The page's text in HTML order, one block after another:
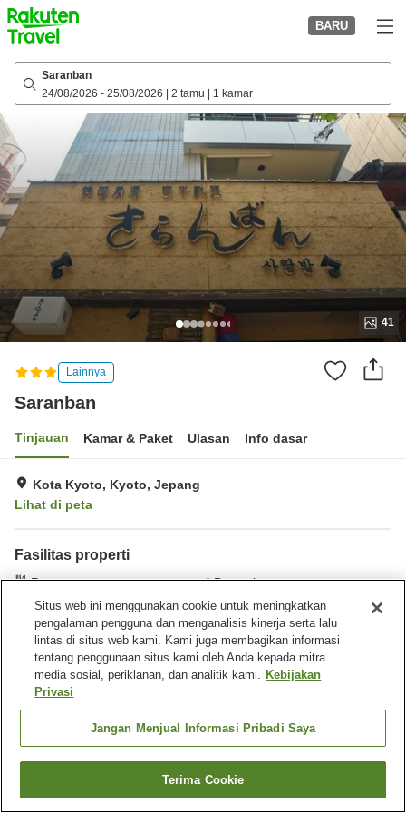
to
top
page
BARU
Saranban
24/08/2026 - 25/08/2026 2 tamu 1 kamar
41
Lainnya
Saranban
Tinjauan Kamar & Paket Ulasan Info dasar
Kota Kyoto, Kyoto, Jepang
Lihat di peta
Fasilitas properti
Restoran
Dapur bersama
Pengiriman ke rumah
Cuci kering
Beranda Jepang Kyoto Kota Kyoto Saranban
Cari kamar
Situs web ini menggunakan cookie untuk meningkatkan
pengalaman pengguna dan menganalisis kinerja serta lalu
lintas di situs web kami. Kami juga membagikan informasi
tentang penggunaan situs kami oleh Anda kepada mitra
media sosial, periklanan, dan analitik kami. Kebijakan
Privasi
Jangan Menjual Informasi Pribadi Saya
Terima Cookie